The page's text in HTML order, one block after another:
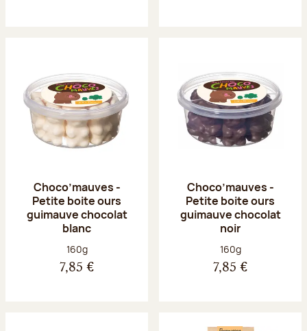
Choco’mauves -
Petite boite ours
guimauve chocolat
blanc
Poids net :
160g
7,85 €
Choco’mauves -
Petite boite ours
guimauve chocolat
noir
Poids net :
160g
7,85 €